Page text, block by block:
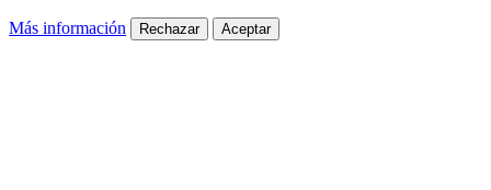
Más información Rechazar Aceptar